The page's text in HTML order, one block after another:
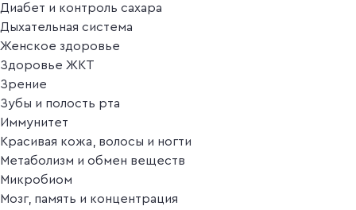
Диабет и контроль сахара
Дыхательная система
Женское здоровье
Здоровье ЖКТ
Зрение
Зубы и полость рта
Иммунитет
Красивая кожа, волосы и ногти
Метаболизм и обмен веществ
Микробиом
Мозг, память и концентрация